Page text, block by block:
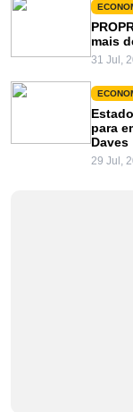
mais
31 Jul,
para
Daves
29 Jul,